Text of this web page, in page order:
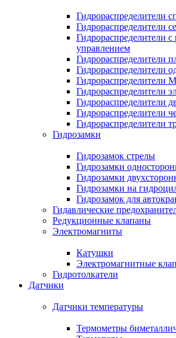
Гидрораспределители
Гидрораспределители
Гидрораспределители
управлением
Гидрораспределители
Гидрораспределители
Гидрораспределители
Гидрораспределители
Гидрораспределители
Гидрораспределители
Гидрораспределители
Гидрозамки
Гидрозамок стрелы
Гидрозамки
Гидрозамки
Гидрозамки на
Гидрозамок для
Гидавлические
Редукционные клапаны
Электромагниты
Катушки
Электромагнитные
Гидротолкатели
Датчики
Датчики температуры
Термометры